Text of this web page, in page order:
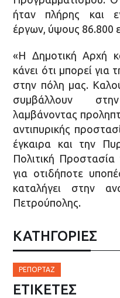
ήταν πλήρης και
έργων, ύψους 86.800
«Η Δημοτική Αρχή
κάνει ότι μπορεί
στην πόλη μας.
συμβάλλουν
λαμβάνοντας
αντιπυρικής
έγκαιρα και την
Πολιτική
για οτιδήποτε
καταλήγει στην
Πετρούπολης.
ΚΑΤΗΓΟΡΙΕΣ
ΡΕΠΟΡΤΆΖ
ΕΤΙΚΈΤΕΣ